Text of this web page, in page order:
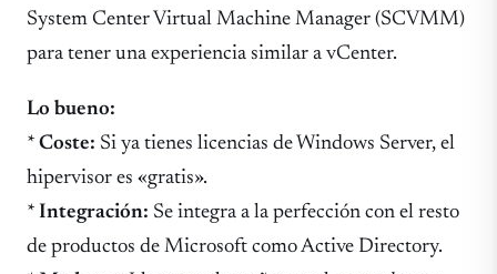
System Center Virtual Machine Manager (SCVMM)
para tener una experiencia similar a vCenter.
Lo bueno:
* Coste: Si ya tienes licencias de Windows Server, el
hipervisor es «gratis».
* Integración: Se integra a la perfección con el resto
de productos de Microsoft como Active Directory.